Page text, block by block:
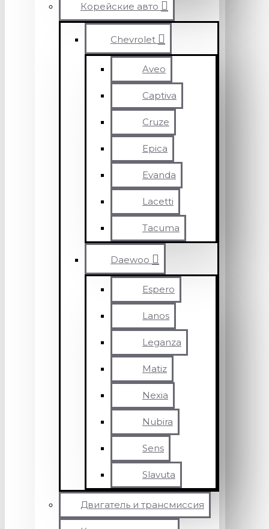
Корейские авто
Chevrolet
Aveo
Captiva
Cruze
Epica
Evanda
Lacetti
Tacuma
Daewoo
Espero
Lanos
Leganza
Matiz
Nexia
Nubira
Sens
Slavuta
Двигатель и трансмиссия